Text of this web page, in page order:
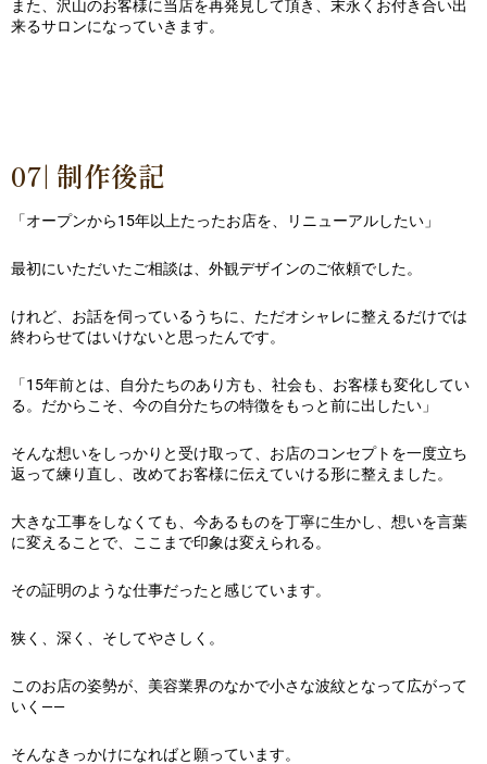
また、沢山のお客様に当店を再発見して頂き、末永くお付き合い出
来るサロンになっていきます。
07| 制作後記
「オープンから15年以上たったお店を、リニューアルしたい」
最初にいただいたご相談は、外観デザインのご依頼でした。
けれど、お話を伺っているうちに、ただオシャレに整えるだけでは
終わらせてはいけないと思ったんです。
「15年前とは、自分たちのあり方も、社会も、お客様も変化してい
る。だからこそ、今の自分たちの特徴をもっと前に出したい」
そんな想いをしっかりと受け取って、お店のコンセプトを一度立ち
返って練り直し、改めてお客様に伝えていける形に整えました。
大きな工事をしなくても、今あるものを丁寧に生かし、想いを言葉
に変えることで、ここまで印象は変えられる。
その証明のような仕事だったと感じています。
狭く、深く、そしてやさしく。
このお店の姿勢が、美容業界のなかで小さな波紋となって広がって
いく——
そんなきっかけになればと願っています。